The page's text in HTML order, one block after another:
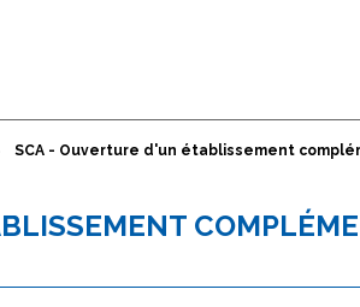
SCA - Ouverture d'un établissement